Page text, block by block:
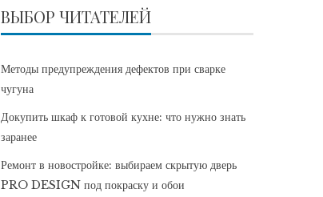
ВЫБОР ЧИТАТЕЛЕЙ
Методы предупреждения дефектов при сварке
чугуна
Докупить шкаф к готовой кухне: что нужно знать
заранее
Ремонт в новостройке: выбираем скрытую дверь
PRO DESIGN под покраску и обои